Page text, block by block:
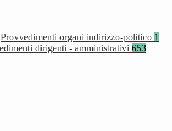
Provvedimenti organi indirizzo-politico 1
dirigenti - amministrativi 653